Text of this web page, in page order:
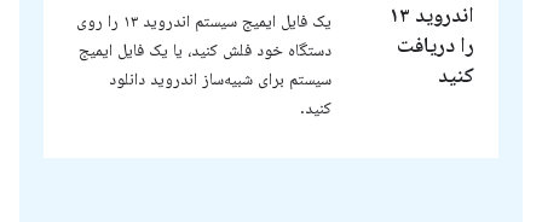
اندروید ۱۳
را دریافت
کنید
یک فایل ایمیج سیستم اندروید ۱۳ را روی
دستگاه خود فلش کنید، یا یک فایل ایمیج
سیستم برای شبیه‌ساز اندروید دانلود
کنید.